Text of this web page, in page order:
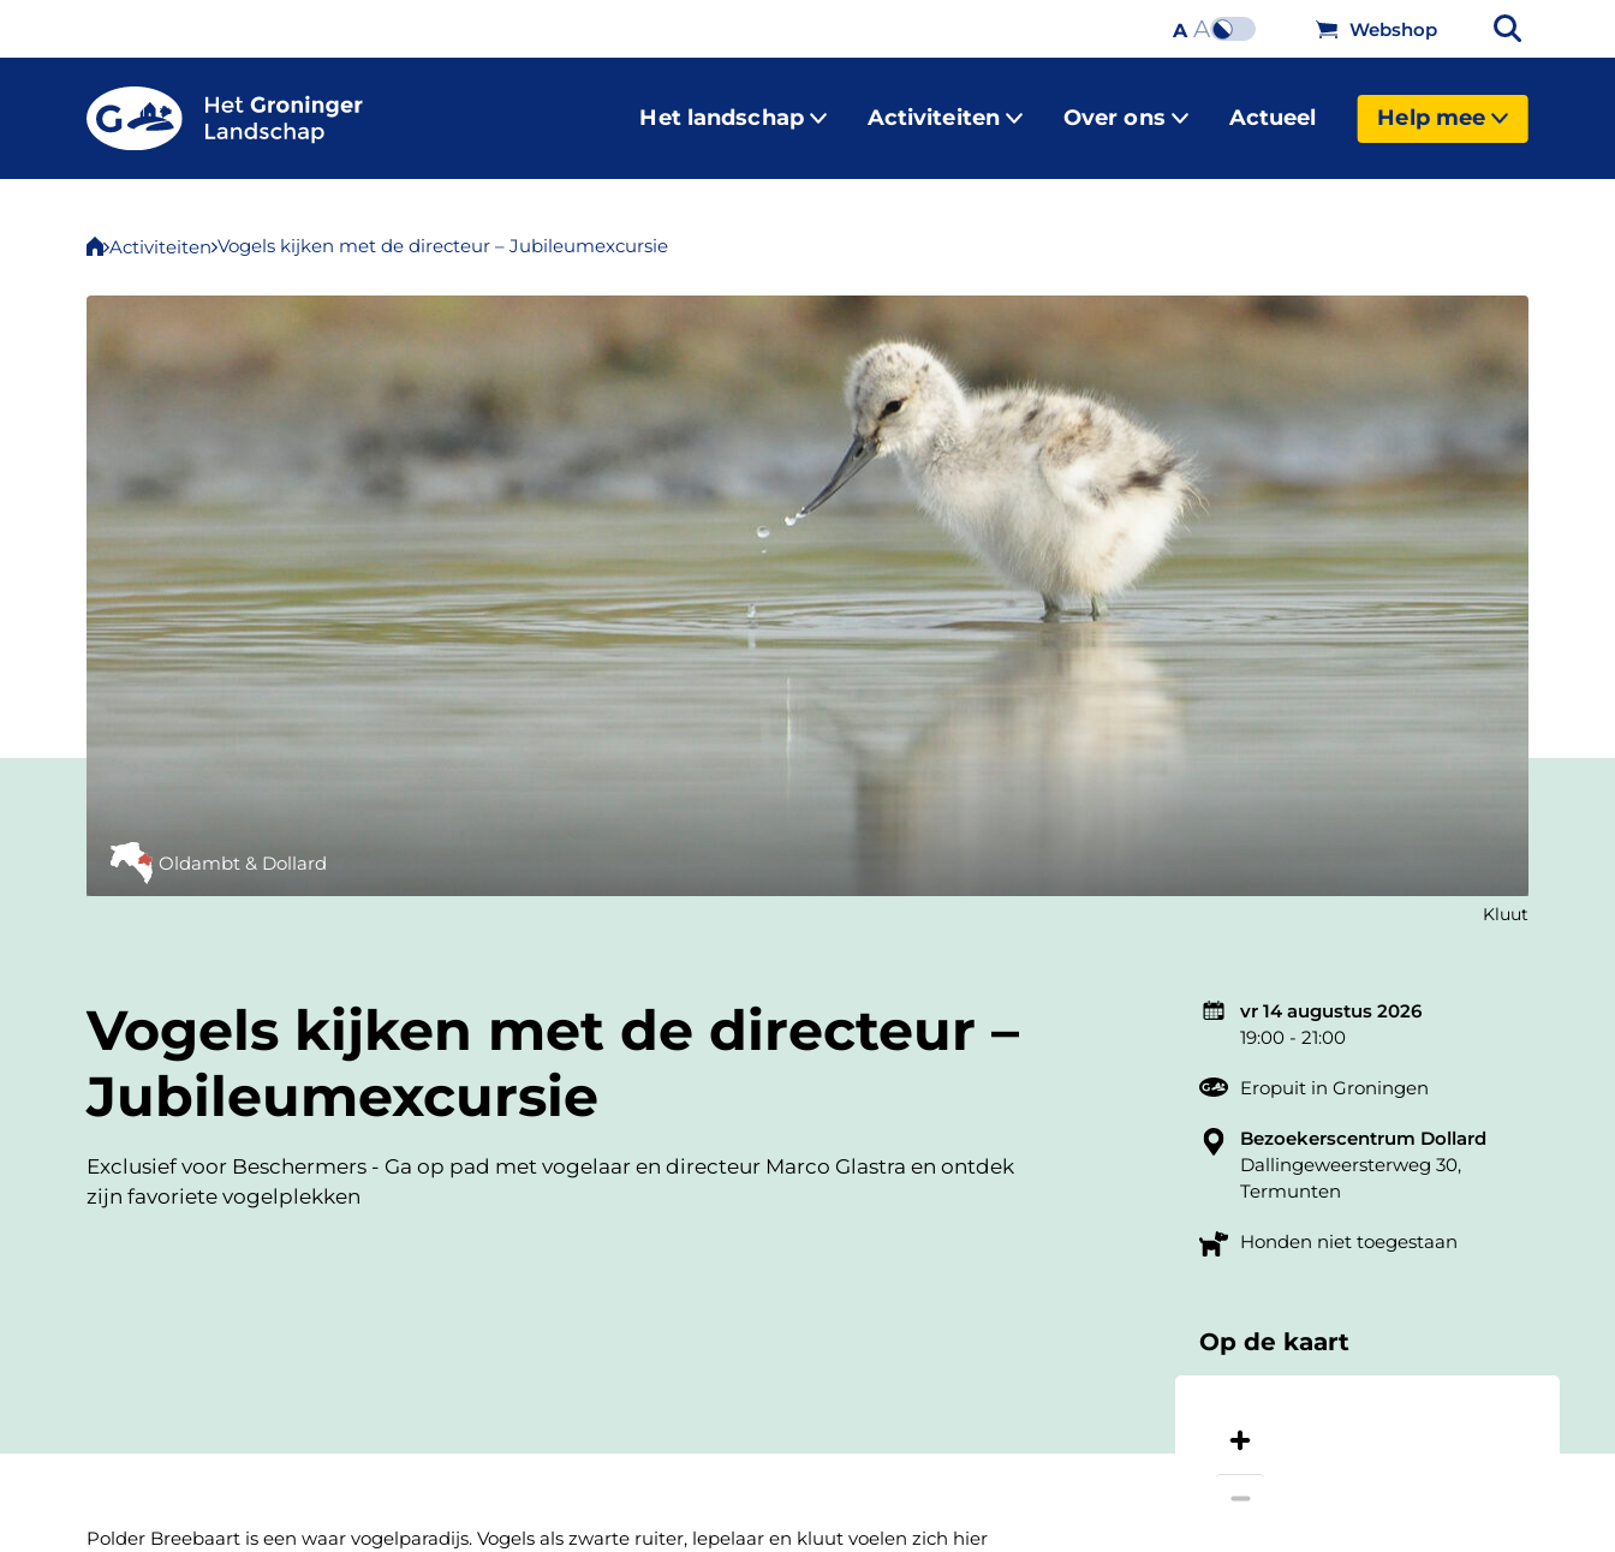
A A Webshop
Het landschap Activiteiten Over ons Actueel Help mee
Activiteiten Vogels kijken met de directeur – Jubileumexcursie
Oldambt & Dollard
Kluut
Vogels kijken met de directeur –
Jubileumexcursie
Exclusief voor Beschermers - Ga op pad met vogelaar en directeur Marco Glastra en ontdek
zijn favoriete vogelplekken
vr 14 augustus 2026
19:00 - 21:00
Eropuit in Groningen
Bezoekerscentrum Dollard
Dallingeweersterweg 30,
Termunten
Honden niet toegestaan
Op de kaart
Polder Breebaart is een waar vogelparadijs. Vogels als zwarte ruiter, lepelaar en kluut voelen zich hier